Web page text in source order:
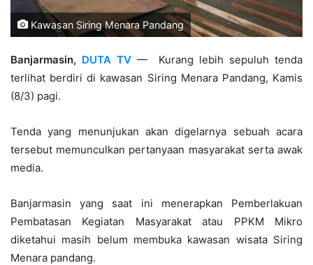
Kawasan Siring Menara Pandang
Banjarmasin, DUTA TV — Kurang lebih sepuluh tenda
terlihat berdiri di kawasan Siring Menara Pandang, Kamis
(8/3) pagi.
Tenda yang menunjukan akan digelarnya sebuah acara
tersebut memunculkan pertanyaan masyarakat serta awak
media.
Banjarmasin yang saat ini menerapkan Pemberlakuan
Pembatasan Kegiatan Masyarakat atau PPKM Mikro
diketahui masih belum membuka kawasan wisata Siring
Menara pandang.